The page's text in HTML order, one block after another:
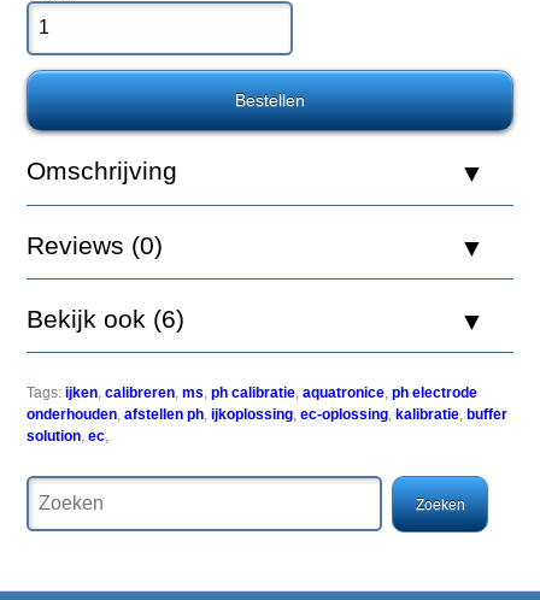
Aquatronica
ACQ410-
CLN
Reinigingsvloeistof
elektroden
Aquatronica
hebben
een
belangrijke
in
het
Omschrijving
Reviews (0)
Bekijk ook (6)
Tags: ijken,calibreren,ms,ph calibratie,aquatronice,ph electrode
onderhouden,afstellen ph,ijkoplossing,ec-oplossing, kalibratie, buffer
solution,ec,